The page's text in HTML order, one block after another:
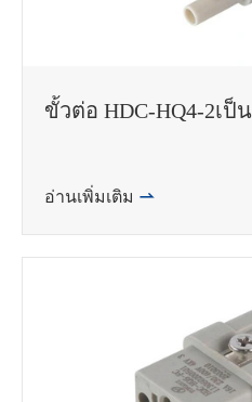
ขั้วต่อ HDC-HQ4-2เ
อ่านเพิ่มเติม 